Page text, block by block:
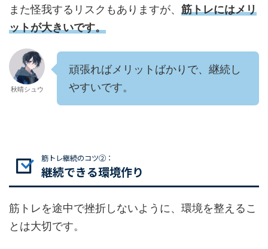
また怪我するリスクもありますが、 筋トレにはメリ
ットが大きいです。
秋晴シュウ
頑張ればメリットばかりで、継続し
やすいです。
筋トレ継続のコツ②：
継続できる環境作り
筋トレを途中で挫折しないように、環境を整えるこ
とは大切です。